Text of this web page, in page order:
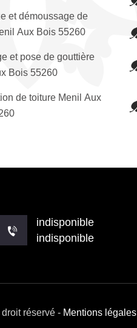
et démoussage de
Aux Bois 55260
et pose de gouttière
Bois 55260
de toiture Menil Aux
indisponible
indisponible
réservé - Mentions légales